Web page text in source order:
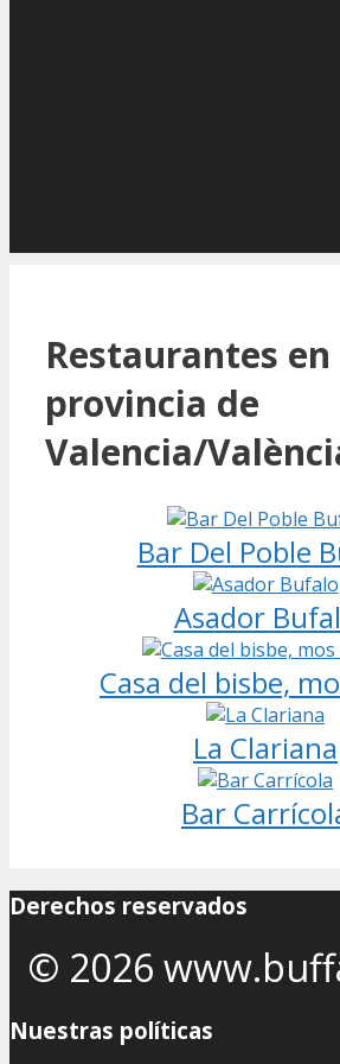
Restaurantes
provincia de
Valencia/
Bar Del Poble
Asador
Casa del bisbe,
La Clariana
Bar
Derechos reservados
© 2026
Nuestras políticas